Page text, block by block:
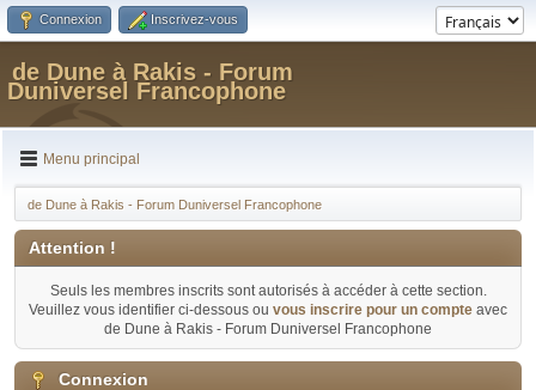
Connexion Inscrivez-vous
de Dune à Rakis - Forum
Duniversel Francophone
Menu principal
de Dune à Rakis - Forum Duniversel Francophone
Attention !
Seuls les membres inscrits sont autorisés à accéder à cette section.
Veuillez vous identifier ci-dessous ou vous inscrire pour un compte avec
de Dune à Rakis - Forum Duniversel Francophone
Connexion